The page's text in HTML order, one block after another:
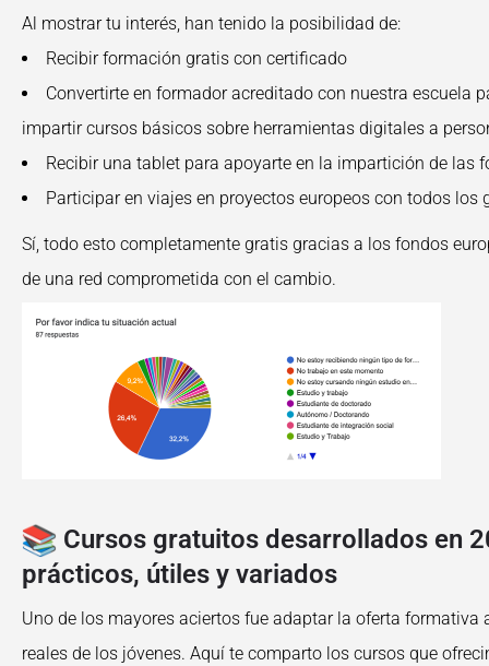
Al mostrar tu interés, han tenido la posibilidad de:
Recibir formación gratis con certificado
Convertirte en formador acreditado con nuestra escuela
impartir cursos básicos sobre herramientas digitales a
Recibir una tablet para apoyarte en la impartición de las
Participar en viajes en proyectos europeos con todos los
Sí, todo esto completamente gratis gracias a los fondos
de una red comprometida con el cambio.
Cursos gratuitos desarrollados en
prácticos, útiles y variados
Uno de los mayores aciertos fue adaptar la oferta formativa
reales de los jóvenes. Aquí te comparto los cursos que